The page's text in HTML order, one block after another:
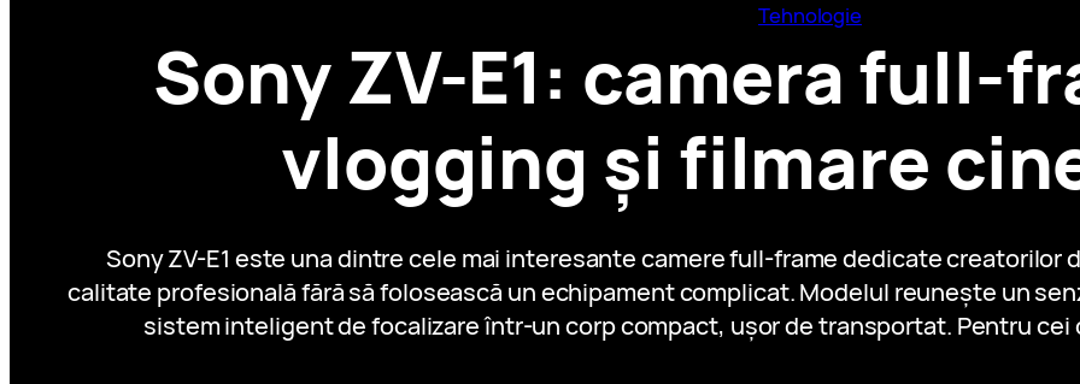
Tehnologie
Sony ZV-E1: camera full-
vlogging și filmare
Sony ZV-E1 este una dintre cele mai interesante camere full-frame dedicate creatorilor
calitate profesională fără să folosească un echipament complicat. Modelul reunește un
sistem inteligent de focalizare într-un corp compact, ușor de transportat. Pentru